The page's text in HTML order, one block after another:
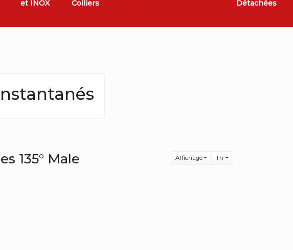
et INOX
Colliers
Détachées
135° Male
Affichage Tri